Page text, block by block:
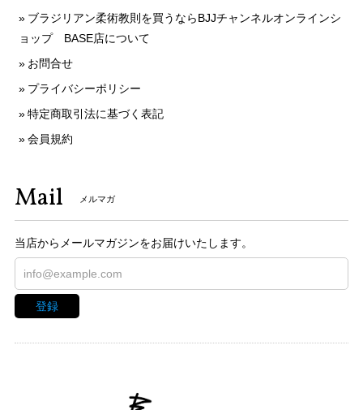
ブラジリアン柔術教則を買うならBJJチャンネルオンラインシ
ョップ BASE店について
お問合せ
プライバシーポリシー
特定商取引法に基づく表記
会員規約
Mail メルマガ
当店からメールマガジンをお届けいたします。
登録